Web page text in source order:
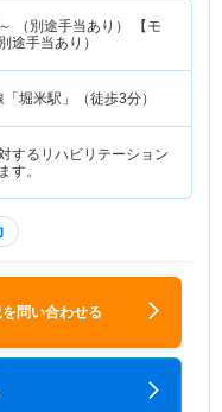
（別途手当あり） 【モ
途手当あり）
堀米駅」（徒歩3分）
するリハビリテーション
す。
問い合わせる